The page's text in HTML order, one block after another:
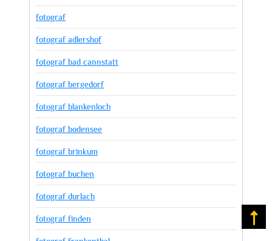
fotograf
fotograf adlershof
fotograf bad cannstatt
fotograf bergedorf
fotograf blankenloch
fotograf bodensee
fotograf brinkum
fotograf buchen
fotograf durlach
fotograf finden